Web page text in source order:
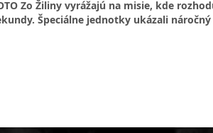
Zo Žiliny vyrážajú na misie, kde
Špeciálne jednotky ukázali